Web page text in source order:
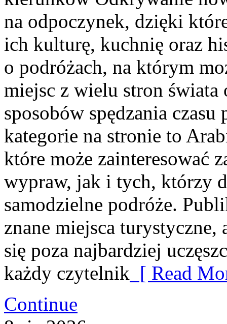
na odpoczynek, dzięki
ich kulturę, kuchnię oraz
o podróżach, na którym
miejsc z wielu stron świata
sposobów spędzania
kategorie na stronie to
które może zainteresować
wypraw, jak i tych, którzy
samodzielne podróże.
znane miejsca
się poza najbardziej
każdy czytelnik [ Read
Continue